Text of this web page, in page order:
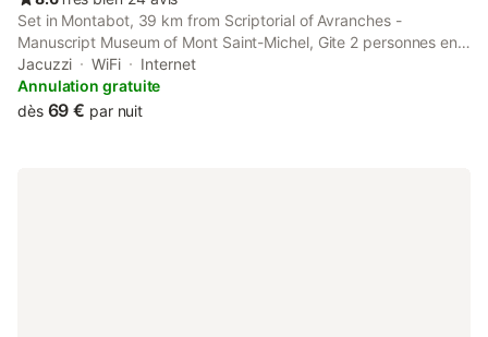
Set in Montabot, 39 km from Scriptorial of Avranches -
Manuscript Museum of Mont Saint-Michel, Gite 2 personnes en
pleine nature avec jacuzzi privé et étang de pêche en
Normandie provides accommodation with a hot tub and spa
facilities.
Jacuzzi WiFi
Internet
Annulation gratuite
dès 69 € par nuit